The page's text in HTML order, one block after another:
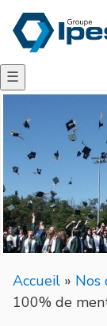
☰
Accueil » Nos
100% de